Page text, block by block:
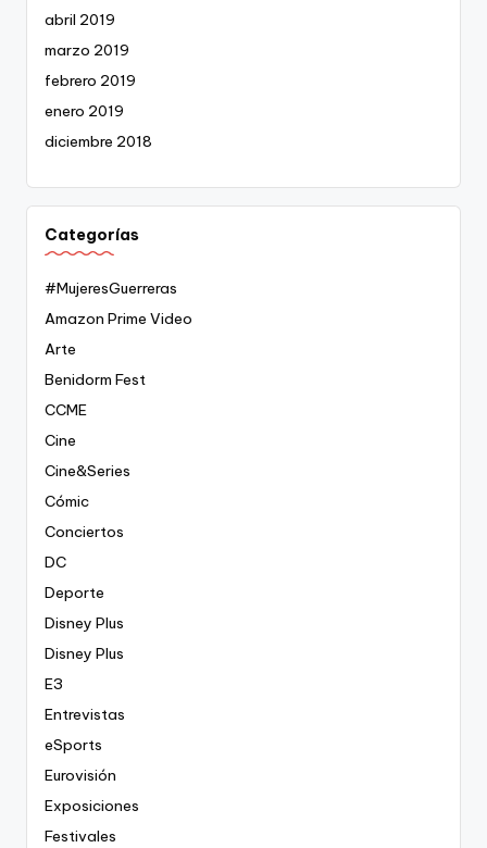
abril 2019
marzo 2019
febrero 2019
enero 2019
diciembre 2018
Categorías
#MujeresGuerreras
Amazon Prime Video
Arte
Benidorm Fest
CCME
Cine
Cine&Series
Cómic
Conciertos
DC
Deporte
Disney Plus
Disney Plus
E3
Entrevistas
eSports
Eurovisión
Exposiciones
Festivales